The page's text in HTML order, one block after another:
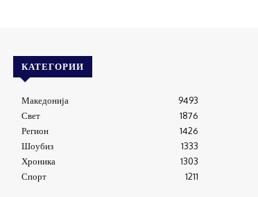
КАТЕГОРИИ
Македонија
9493
Свет
1876
Регион
1426
Шоубиз
1333
Хроника
1303
Спорт
1211